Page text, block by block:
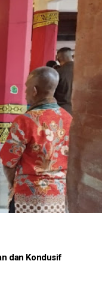
dan Kondusif